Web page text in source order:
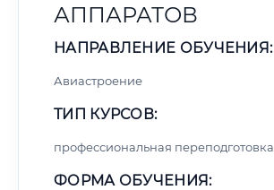
АППАРАТОВ
НАПРАВЛЕНИЕ ОБУЧЕНИЯ:
Авиастроение
ТИП КУРСОВ:
профессиональная переподготовка
ФОРМА ОБУЧЕНИЯ: